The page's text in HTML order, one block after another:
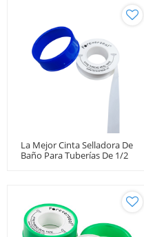
La Mejor Cinta Selladora De
Baño Para Tuberías De 1/2